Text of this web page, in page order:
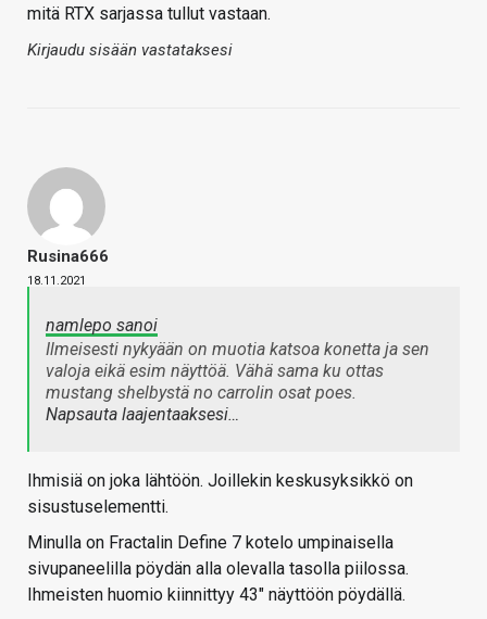
mitä RTX sarjassa tullut vastaan.
Kirjaudu sisään vastataksesi
Rusina666
18.11.2021
namlepo sanoi
Ilmeisesti nykyään on muotia katsoa konetta ja sen
valoja eikä esim näyttöä. Vähä sama ku ottas
mustang shelbystä no carrolin osat poes.
Napsauta laajentaaksesi…
Ihmisiä on joka lähtöön. Joillekin keskusyksikkö on
sisustuselementti.
Minulla on Fractalin Define 7 kotelo umpinaisella
sivupaneelilla pöydän alla olevalla tasolla piilossa.
Ihmeisten huomio kiinnittyy 43" näyttöön pöydällä.